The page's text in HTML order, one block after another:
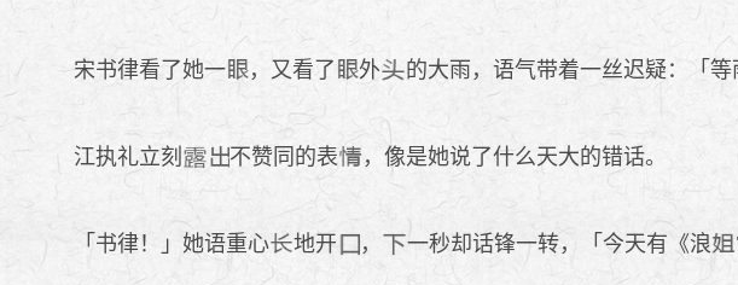
宋书律看了她一 ，又看了 外 的大雨，语气带着一丝迟疑：「等
江执礼立刻 不赞同的表 ，像是她说了什么天大的错话。
「书律！」她语重心 地开 ， 一秒却话锋一转，「今天有《浪